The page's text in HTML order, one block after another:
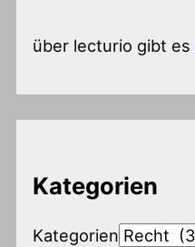
über lecturio gibt es
Kategorien
Kategorien